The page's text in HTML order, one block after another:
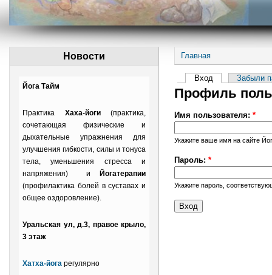
Новости
Йога Тайм
Практика Хаха-йоги(практика,
сочетающая физические и
дыхательные упражнения для
улучшения гибкости, силы и тонуса
тела, уменьшения стресса и
напряжения) и
Йогатерапии
(профилактика болей в суставах и
общее оздоровление).
Уральская ул, д.3, правое крыло,
3 этаж
Хатха-йога регулярно
Главная
Вход Забыли
Профиль
Имя пользователя: *
Укажите ваше имя на сайте
Пароль: *
Укажите пароль,